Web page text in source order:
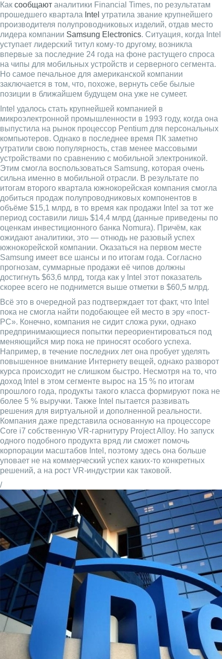
Как сообщают аналитики Financial Times, по результатам
прошедшего квартала Intel утратила звание крупнейшего
производителя полупроводниковых изделий, отдав место
лидера компании Samsung Electronics. Ситуация, когда Intel
уступает лидерский титул кому-то другому, возникла
впервые за последние 24 года на фоне растущего спроса
на чипы для мобильных устройств и серверного сегмента.
Но самое печальное для американской компании
заключается в том, что, похоже, вернуть себе былые
позиции в ближайшем будущем она уже не сумеет.
Intel удалось стать крупнейшей компанией в
микроэлектронной промышленности в 1993 году, когда она
выпустила на рынок процессор Pentium для персональных
компьютеров. Однако в последнее время ПК заметно
утратили свою популярность, став менее массовыми
устройствами по сравнению с мобильной электроникой.
Этим смогла воспользоваться Samsung, которая очень
сильна именно в мобильной отрасли. В результате по
итогам второго квартала южнокорейская компания смогла
добиться продаж полупроводниковых компонентов в
объёме $15,1 млрд, в то время как продажи Intel за тот же
период составили лишь $14,4 млрд (данные приведены по
оценкам инвестиционного банка Nomura). Причём, как
ожидают аналитики, это — отнюдь не разовый успех
южнокорейской компании. Оказаться на первом месте
Samsung имеет все шансы и по итогам года. Согласно
прогнозам, суммарные продажи её чипов должны
достигнуть $63,6 млрд, тогда как у Intel этот показатель
скорее всего не поднимется выше отметки в $60,5 млрд.
Всё это в очередной раз подтверждает тот факт, что Intel
пока не смогла найти подобающее ей место в эру «пост-
PC». Конечно, компания не сидит сложа руки, однако
предпринимающиеся попытки переориентироваться под
меняющийся мир пока не приносят особого успеха.
Например, в течение последних лет она пробует уделять
повышенное внимание Интернету вещей, однако разворот
курса происходит не слишком быстро. Несмотря на то, что
доход Intel в этом сегменте вырос на 15 % по итогам
прошлого года, продукты такого класса формируют пока не
более 5 % выручки. Также Intel пытается развивать
решения для виртуальной и дополненной реальности.
Компания даже представила основанную на процессоре
Core i7 собственную VR-гарнитуру Project Alloy. Но запуск
одного подобного продукта вряд ли сможет помочь
корпорации масштабов Intel, поэтому здесь она больше
уповает не на коммерческий успех каких-то конкретных
решений, а на рост VR-индустрии как таковой.
/